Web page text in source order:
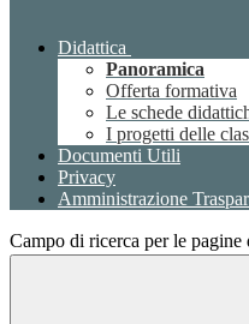
Didattica
Panoramica
Offerta formativa
Le schede
I progetti delle
Documenti Utili
Privacy
Amministrazione
Campo di ricerca per le pagine